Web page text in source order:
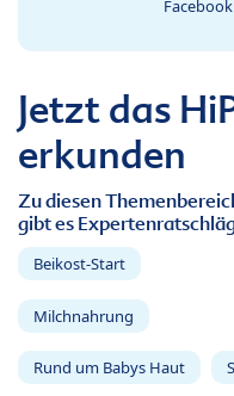
Facebook
Jetzt das
erkunden
Zu diesen
gibt es
Beikost-Start
Milchnahrung
Rund um Babys Haut